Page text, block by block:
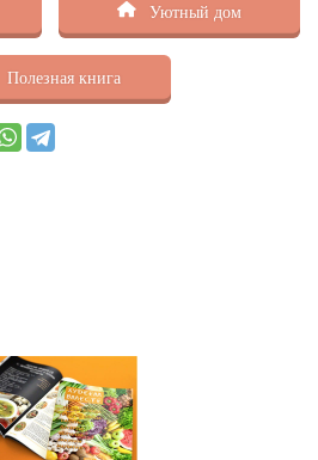
Уютный дом
Полезная книга